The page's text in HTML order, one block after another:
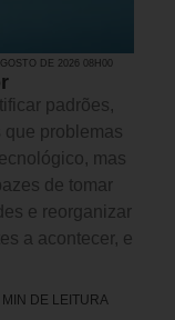
DE 2026 08H00
padrões,
que problemas
mas
de tomar
e reorganizar
a acontecer, e
DE LEITURA